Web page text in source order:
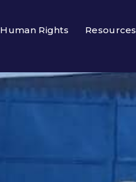
Human Rights Resources